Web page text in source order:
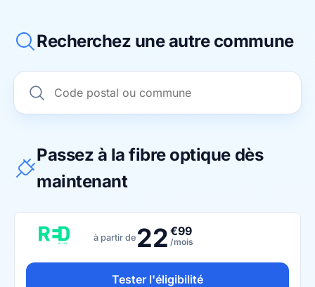
Recherchez une autre commune
Passez à la fibre optique dès
maintenant
à partir de 22 €99
/mois
Tester l'éligibilité